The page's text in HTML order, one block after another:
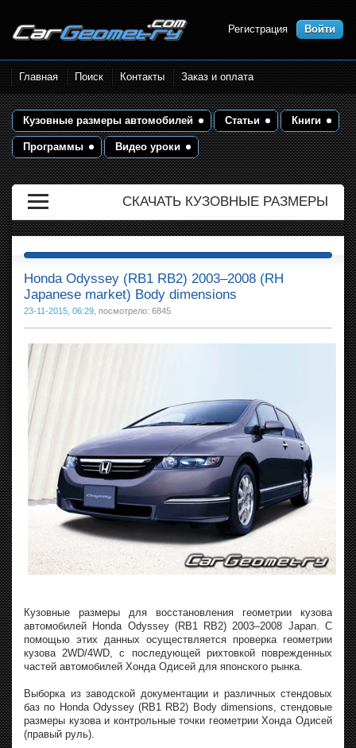
Размеры кузова автомобилей.
Контрольные точки и кузовные
размеры. Геометрия кузова
Регистрация Войти
Главная Поиск Контакты Заказ и оплата
Кузовные размеры автомобилей Статьи Книги
Программы Видео уроки
СКАЧАТЬ КУЗОВНЫЕ РАЗМЕРЫ
Honda Odyssey (RB1 RB2) 2003–2008 (RH
Japanese market) Body dimensions
23-11-2015, 06:29 , посмотрело: 6845
Кузовные размеры для восстановления геометрии кузова
автомобилей Honda Odyssey (RB1 RB2) 2003–2008 Japan. С
помощью этих данных осуществляется проверка геометрии
кузова 2WD/4WD, с последующей рихтовкой поврежденных
частей автомобилей Хонда Одисей для японского рынка.
Выборка из заводской документации и различных стендовых
баз по Honda Odyssey (RB1 RB2) Body dimensions, стендовые
размеры кузова и контрольные точки геометрии Хонда Одисей
(правый руль).